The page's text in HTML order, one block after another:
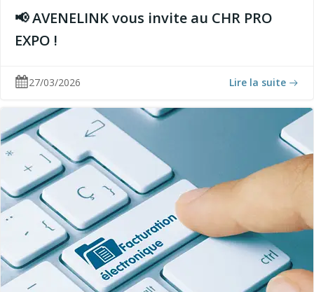
📢 AVENELINK vous invite au CHR PRO
EXPO !
27/03/2026 Lire la suite